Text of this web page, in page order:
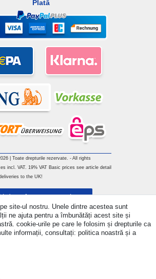
Plată
| Toate drepturile rezervate. - All rights
incl. VAT. 19% VAT Basic prices see article detail
to the UK!
site-ul nostru. Unele dintre acestea sunt
ne ajuta pentru a îmbunătăți acest site și
cookie-urile pe care le folosim și drepturile ca
informații, consultați: politica noastră și a
from contract here
a lua legatura